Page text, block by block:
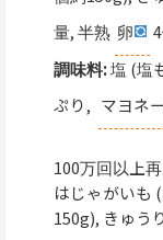
量, 半熟 卵
調味料:塩 (塩
ぷり, マヨネ
100万回以上
はじゃがいも
150g), きゅう